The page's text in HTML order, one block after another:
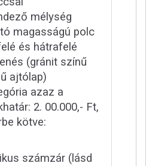
mélység
magasságú polc
és hátrafelé
(gránit színű
ajtólap)
azaz a
2. 00.000,- Ft,
kötve:
számzár (lásd